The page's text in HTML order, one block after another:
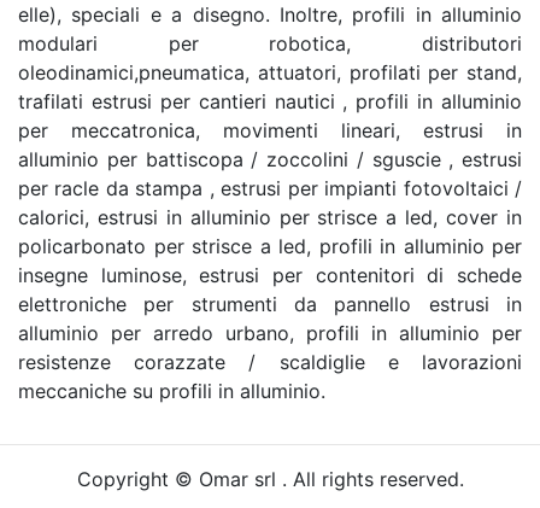
elle), speciali e a disegno. Inoltre, profili in alluminio
modulari per robotica, distributori
oleodinamici,pneumatica, attuatori, profilati per stand,
trafilati estrusi per cantieri nautici , profili in alluminio
per meccatronica, movimenti lineari, estrusi in
alluminio per battiscopa / zoccolini / sguscie , estrusi
per racle da stampa , estrusi per impianti fotovoltaici /
calorici, estrusi in alluminio per strisce a led, cover in
policarbonato per strisce a led, profili in alluminio per
insegne luminose, estrusi per contenitori di schede
elettroniche per strumenti da pannello estrusi in
alluminio per arredo urbano, profili in alluminio per
resistenze corazzate / scaldiglie e lavorazioni
meccaniche su profili in alluminio.
Copyright © Omar srl . All rights reserved.